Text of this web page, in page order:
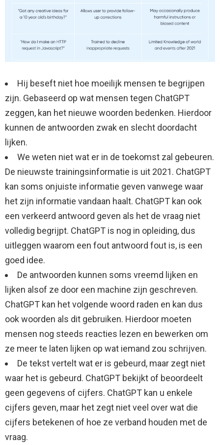
Hij beseft niet hoe moeilijk mensen te begrijpen
zijn. Gebaseerd op wat mensen tegen ChatGPT
zeggen, kan het nieuwe woorden bedenken. Hierdoor
kunnen de antwoorden zwak en slecht doordacht
lijken.
We weten niet wat er in de toekomst zal gebeuren.
De nieuwste trainingsinformatie is uit 2021. ChatGPT
kan soms onjuiste informatie geven vanwege waar
het zijn informatie vandaan haalt. ChatGPT kan ook
een verkeerd antwoord geven als het de vraag niet
volledig begrijpt. ChatGPT is nog in opleiding, dus
uitleggen waarom een ​​fout antwoord fout is, is een
goed idee.
De antwoorden kunnen soms vreemd lijken en
lijken alsof ze door een machine zijn geschreven.
ChatGPT kan het volgende woord raden en kan dus
ook woorden als dit gebruiken. Hierdoor moeten
mensen nog steeds reacties lezen en bewerken om
ze meer te laten lijken op wat iemand zou schrijven.
De tekst vertelt wat er is gebeurd, maar zegt niet
waar het is gebeurd. ChatGPT bekijkt of beoordeelt
geen gegevens of cijfers. ChatGPT kan u enkele
cijfers geven, maar het zegt niet veel over wat die
cijfers betekenen of hoe ze verband houden met de
vraag.